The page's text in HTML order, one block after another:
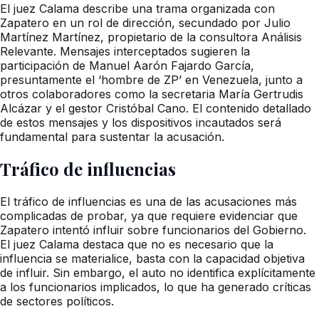
El juez Calama describe una trama organizada con
Zapatero en un rol de dirección, secundado por Julio
Martínez Martínez, propietario de la consultora Análisis
Relevante. Mensajes interceptados sugieren la
participación de Manuel Aarón Fajardo García,
presuntamente el ‘hombre de ZP’ en Venezuela, junto a
otros colaboradores como la secretaria María Gertrudis
Alcázar y el gestor Cristóbal Cano. El contenido detallado
de estos mensajes y los dispositivos incautados será
fundamental para sustentar la acusación.
Tráfico de influencias
El tráfico de influencias es una de las acusaciones más
complicadas de probar, ya que requiere evidenciar que
Zapatero intentó influir sobre funcionarios del Gobierno.
El juez Calama destaca que no es necesario que la
influencia se materialice, basta con la capacidad objetiva
de influir. Sin embargo, el auto no identifica explícitamente
a los funcionarios implicados, lo que ha generado críticas
de sectores políticos.